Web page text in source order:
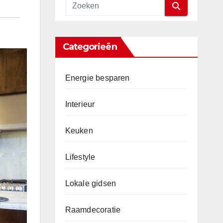
Categorieën
Energie besparen
Interieur
Keuken
Lifestyle
Lokale gidsen
Raamdecoratie